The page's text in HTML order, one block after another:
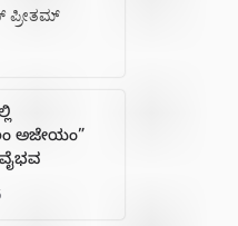
ಪ್ರೀತಮ್
ಅಜೇಯಂ”